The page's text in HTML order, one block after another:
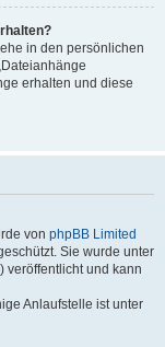
in den persönlichen
erhalten und diese
von phpBB Limited
Sie wurde unter
veröffentlicht und kann
Anlaufstelle ist unter